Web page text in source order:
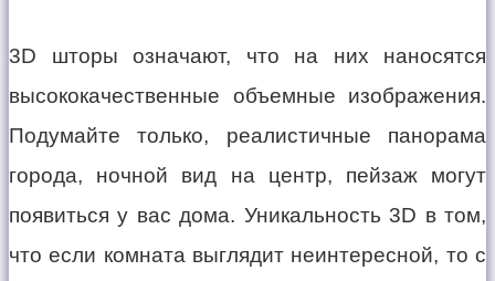
3D шторы означают, что на них наносятся
высококачественные объемные изображения.
Подумайте только, реалистичные панорама
города, ночной вид на центр, пейзаж могут
появиться у вас дома. Уникальность 3D в том,
что если комната выглядит неинтересной, то с